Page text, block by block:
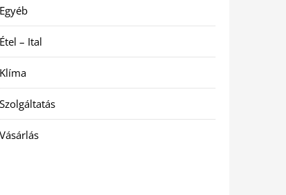
Egyéb
Étel – Ital
Klíma
Szolgáltatás
Vásárlás